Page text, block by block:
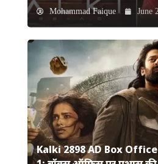
Mohammad Faique June
Kalki 2898 AD Box